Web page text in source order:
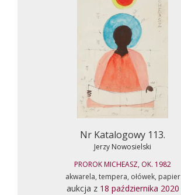
Nr Katalogowy 113.
Jerzy Nowosielski
PROROK MICHEASZ, OK. 1982
akwarela, tempera, ołówek, papier
aukcja z 18 października 2020